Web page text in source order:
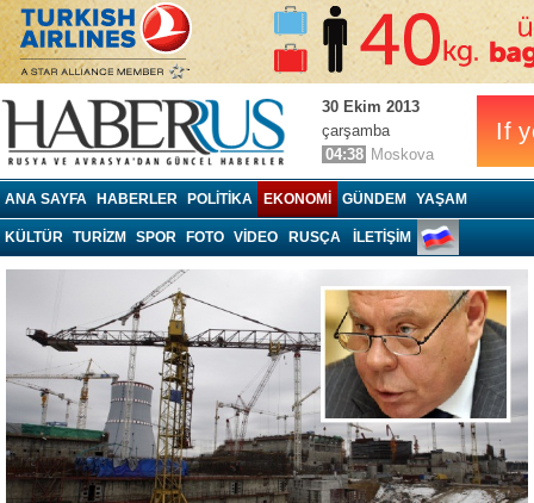
Haberrus.com
30 Ekim 2013
çarşamba
04:38 Moskova
ANA SAYFA HABERLER POLITIKA EKONOMI GÜNDEM YAŞAM
KÜLTÜR TURIZM SPOR FOTO VIDEO RUSÇA İLETİŞİM